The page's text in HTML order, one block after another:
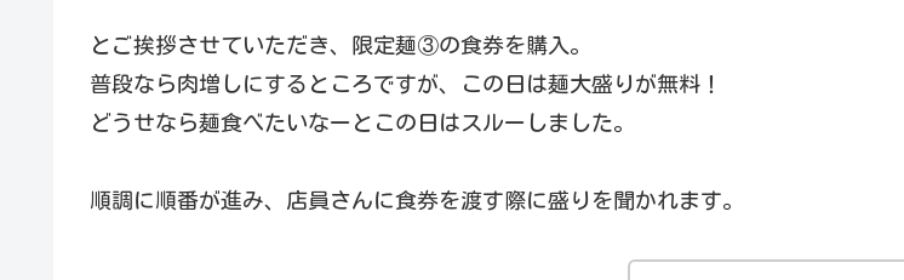
とご挨拶させていただき、限定麺③の食券を購入。
普段なら肉増しにするところですが、この日は麺大盛りが無料！
どうせなら麺食べたいなーとこの日はスルーしました。
順調に順番が進み、店員さんに食券を渡す際に盛りを聞かれます。